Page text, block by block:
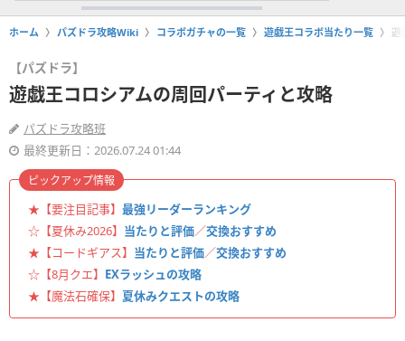
ホーム パズドラ攻略Wiki コラボガチャの一覧 遊戯王コラボ当たり一覧 遊
【パズドラ】
遊戯王コロシアムの周回パーティと攻略
パズドラ攻略班
最終更新日：2026.07.24 01:44
★【要注目記事】 最強リーダーランキング
☆【夏休み2026】 当たりと評価／交換おすすめ
★【コードギアス】 当たりと評価／交換おすすめ
☆【8月クエ】 EXラッシュの攻略
★【魔法石確保】 夏休みクエストの攻略
ピックアップ情報